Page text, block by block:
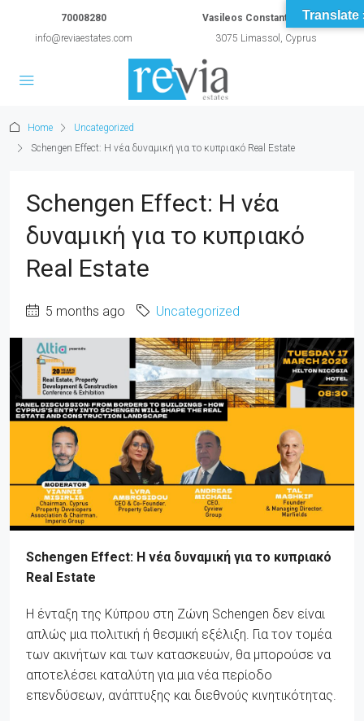
70008280
info@reviaestates.com
Vasileos Constantinou 54A
3075 Limassol, Cyprus
Home
Uncategorized
Schengen Effect: Η νέα δυναμική για το κυπριακό Real Estate
Schengen Effect: Η νέα
δυναμική για το κυπριακό
Real Estate
5 months ago Uncategorized
Schengen Effect: Η νέα δυναμική για το κυπριακό
Real Estate
Η ένταξη της Κύπρου στη Ζώνη Schengen δεν είναι
απλώς μια πολιτική ή θεσμική εξέλιξη. Για τον τομέα
των ακινήτων και των κατασκευών, θα μπορούσε να
αποτελέσει καταλύτη για μια νέα περίοδο
επενδύσεων, ανάπτυξης και διεθνούς κινητικότητας.
Translate